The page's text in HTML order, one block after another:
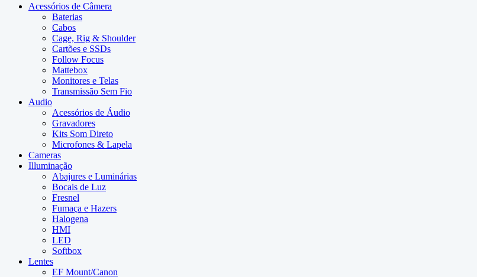
Acessórios de Câmera
Baterias
Cabos
Cage, Rig & Shoulder
Cartões e SSDs
Follow Focus
Mattebox
Monitores e Telas
Transmissão Sem Fio
Audio
Acessórios de Áudio
Gravadores
Kits Som Direto
Microfones & Lapela
Cameras
Illuminação
Abajures e Luminárias
Bocais de Luz
Fresnel
Fumaça e Hazers
Halogena
HMI
LED
Softbox
Lentes
EF Mount/Canon